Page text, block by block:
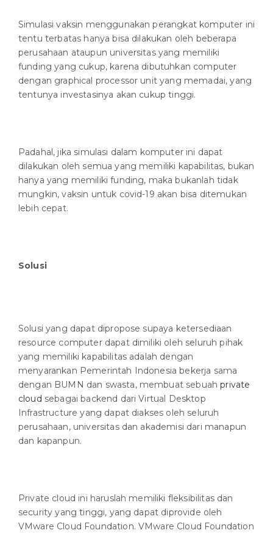
Simulasi vaksin menggunakan perangkat komputer ini
tentu terbatas hanya bisa dilakukan oleh beberapa
perusahaan ataupun universitas yang memiliki
funding yang cukup, karena dibutuhkan computer
dengan graphical processor unit yang memadai, yang
tentunya investasinya akan cukup tinggi.
Padahal, jika simulasi dalam komputer ini dapat
dilakukan oleh semua yang memiliki kapabilitas, bukan
hanya yang memiliki funding, maka bukanlah tidak
mungkin, vaksin untuk covid-19 akan bisa ditemukan
lebih cepat.
Solusi
Solusi yang dapat dipropose supaya ketersediaan
resource computer dapat dimiliki oleh seluruh pihak
yang memiliki kapabilitas adalah dengan
menyarankan Pemerintah Indonesia bekerja sama
dengan BUMN dan swasta, membuat sebuahprivate
cloud sebagai backend dari Virtual Desktop
Infrastructure yang dapat diakses oleh seluruh
perusahaan, universitas dan akademisi dari manapun
dan kapanpun.
Private cloud ini haruslah memiliki fleksibilitas dan
security yang tinggi, yang dapat diprovide oleh
VMware Cloud Foundation. VMware Cloud Foundation